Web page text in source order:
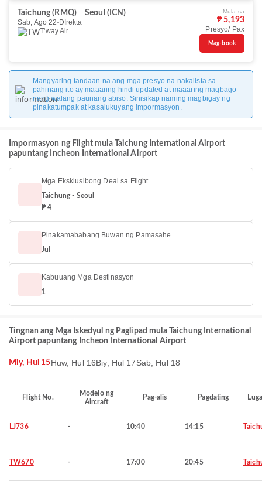
Taichung (RMQ)
Seoul (ICN)
Sab, Ago 22 DIrekta
T'way Air
Mula sa
₱ 5,193
Presyo/ Pax
Mag-book
Mangyaring tandaan na ang mga presyo na nakalista sa
pahinang ito ay maaaring hindi updated at maaaring magbago
nang walang paunang abiso. Sinisikap naming magbigay ng
pinakatumpak at kasalukuyang impormasyon.
Impormasyon ng Flight mula Taichung International Airport
papuntang Incheon International Airport
Mga Eksklusibong Deal sa Flight
Taichung - Seoul
₱ 4
Pinakamababang Buwan ng Pamasahe
Jul
Kabuuang Mga Destinasyon
1
Tingnan ang Mga Iskedyul ng Paglipad mula Taichung International
Airport papuntang Incheon International Airport
Miy, Hul 15Huw, Hul 16Biy, Hul 17Sab, Hul 18
Flight No.
Modelo ng
Aircraft
Pag-alis Pagdating
LJ736 - 10:40 14:15
TW670 - 17:00 20:45